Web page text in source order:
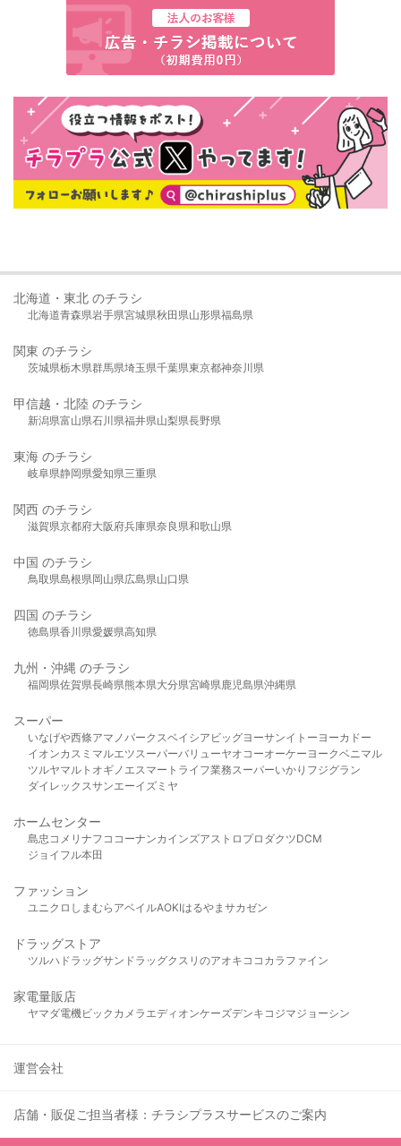
北海道・東北 のチラシ
北海道青森県岩手県宮城県秋田県山形県福島県
関東 のチラシ
茨城県栃木県群馬県埼玉県千葉県東京都神奈川県
甲信越・北陸 のチラシ
新潟県富山県石川県福井県山梨県長野県
東海 のチラシ
岐阜県静岡県愛知県三重県
関西 のチラシ
滋賀県京都府大阪府兵庫県奈良県和歌山県
中国 のチラシ
鳥取県島根県岡山県広島県山口県
四国 のチラシ
徳島県香川県愛媛県高知県
九州・沖縄 のチラシ
福岡県佐賀県長崎県熊本県大分県宮崎県鹿児島県沖縄県
スーパー
いなげや西條アマノパークスベイシア ビッグヨーサンイトーヨーカドー
イオンカスミ マルエツスーパーバリューヤオコーオーケー ヨークベニマル
ツルヤマルト オギノ エスマート ライフ業務スーパーいかり フジグラン
ダイレックスサンエーイズミヤ
ホームセンター
島忠 コメリ ナフコ コーナンカインズアストロプロダクツDCM
ジョイフル本田
ファッション
ユニクロ しまむら アベイルAOKIはるやま サカゼン
ドラッグストア
ツルハドラッグサンドラッグクスリのアオキ ココカラファイン
家電量販店
ヤマダ電機ビックカメラ エディオンケーズデンキ コジマジョーシン
運営会社
店舗・販促ご担当者様：チラシプラスサービスのご案内